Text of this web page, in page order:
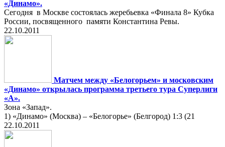
«Динамо».
Сегодня в Москве состоялась жеребьевка «Финала 8» Кубка
России, посвященного памяти Константина Ревы.
22.10.2011
Матчем между «Белогорьем» и московским
«Динамо» открылась программа третьего тура Суперлиги
«А».
Зона «Запад».
1) «Динамо» (Москва) – «Белогорье» (Белгород) 1:3 (21
22.10.2011